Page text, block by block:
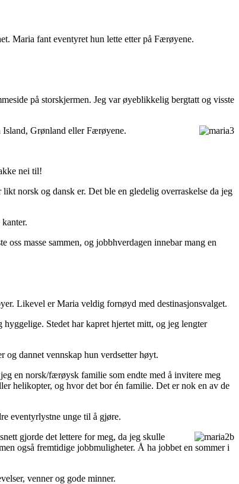
Maria fant eventyret hun lette etter på Færøyene.
på storskjermen. Jeg var øyeblikkelig bergtatt og visste
Island, Grønland eller Færøyene.
nei til!
norsk og dansk er. Det ble en gledelig overraskelse da jeg
masse sammen, og jobbhverdagen innebar mang en
Likevel er Maria veldig fornøyd med destinasjonsvalget.
Stedet har kapret hjertet mitt, og jeg lengter
dannet vennskap hun verdsetter høyt.
en norsk/færøysk familie som endte med å invitere meg
helikopter, og hvor det bor én familie. Det er nok en av de
eventyrlystne unge til å gjøre.
gjorde det lettere for meg, da jeg skulle
også fremtidige jobbmuligheter. Å ha jobbet en sommer i
venner og gode minner.